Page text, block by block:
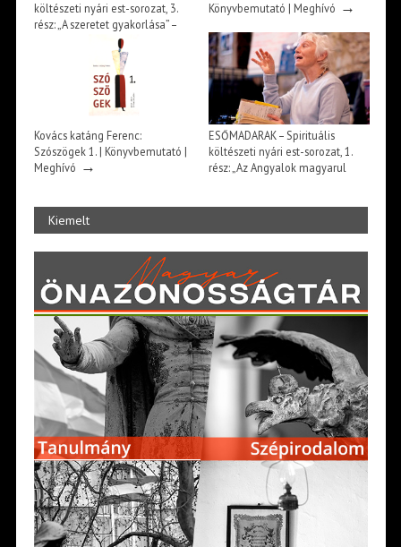
költészeti nyári est-sorozat, 3.
rész: „A szeretet gyakorlása” –
szvámí Tírtha Fekete könyve –
Beszélgetés Ősz Szabó Évával |
→
Könyvbemutató | Meghívó →
Kovács katáng Ferenc:
Szószögek 1. | Könyvbemutató |
Meghívó →
ESŐMADARAK – Spirituális
költészeti nyári est-sorozat, 1.
rész: „Az Angyalok magyarul
Kiemelt